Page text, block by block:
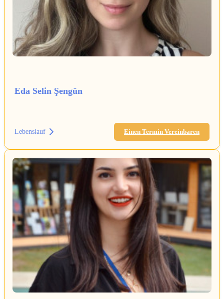
Eda Selin Şengün
Lebenslauf Einen Termin Vereinbaren